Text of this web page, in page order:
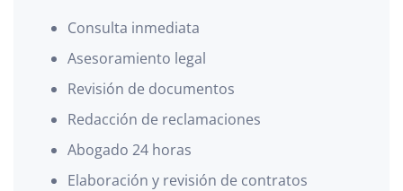
Consulta inmediata
Asesoramiento legal
Revisión de documentos
Redacción de reclamaciones
Abogado 24 horas
Elaboración y revisión de contratos